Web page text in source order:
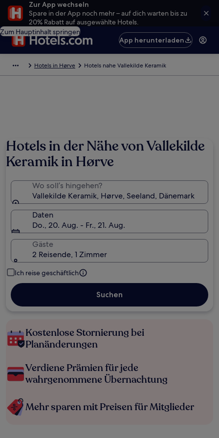
Zur App wechseln
Spare in der App noch mehr – auf dich warten bis zu
20% Rabatt auf ausgewählte Hotels.
Zum Hauptinhalt springen
App herunterladen
Hotels in Hørve Hotels nahe Vallekilde Keramik
Hotels in der Nähe von Vallekilde
Keramik in Hørve
Wo soll’s hingehen?
Vallekilde Keramik, Hørve, Seeland, Dänemark
Daten
Do., 20. Aug. - Fr., 21. Aug.
Gäste
2 Reisende, 1 Zimmer
Ich reise geschäftlich
Suchen
Kostenlose Stornierung bei
Planänderungen
Verdiene Prämien für jede
wahrgenommene Übernachtung
Mehr sparen mit Preisen für Mitglieder